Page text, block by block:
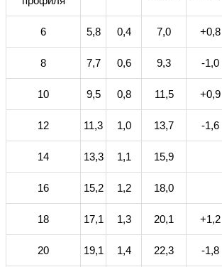
6 5,8 0,4 7,0 +0,8
8 7,7 0,6 9,3 -1,0
10 9,5 0,8 11,5 +0,9
12 11,3 1,0 13,7 -1,6
14 13,3 1,1 15,9
16 15,2 1,2 18,0
18 17,1 1,3 20,1 +1,2
20 19,1 1,4 22,3 -1,8